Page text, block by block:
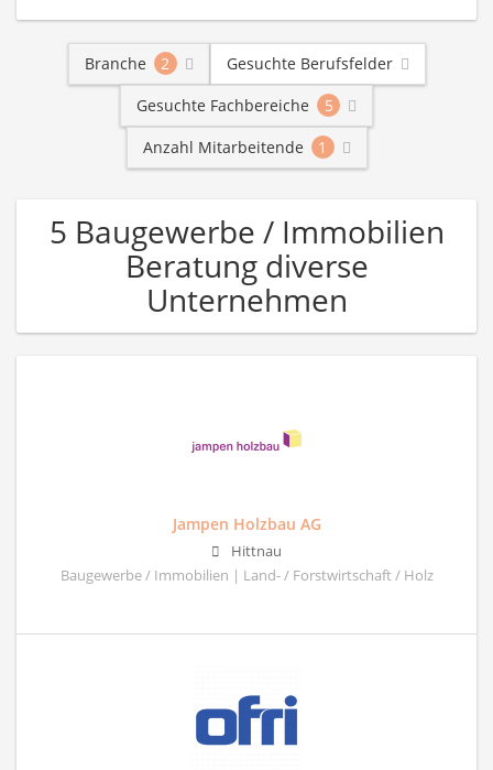
Branche 2
Gesuchte Berufsfelder
Gesuchte Fachbereiche
5
Anzahl Mitarbeitende
1
5 Baugewerbe / Immobilien
Beratung diverse
Unternehmen
Jampen Holzbau AG
Hittnau
Baugewerbe / Immobilien | Land- / Forstwirtschaft / Holz